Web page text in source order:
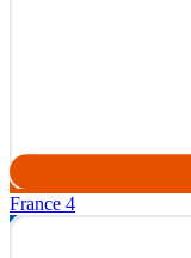
France 4